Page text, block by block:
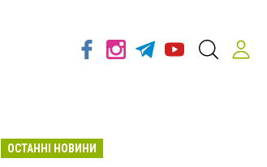
ОСТАННІ НОВИНИ